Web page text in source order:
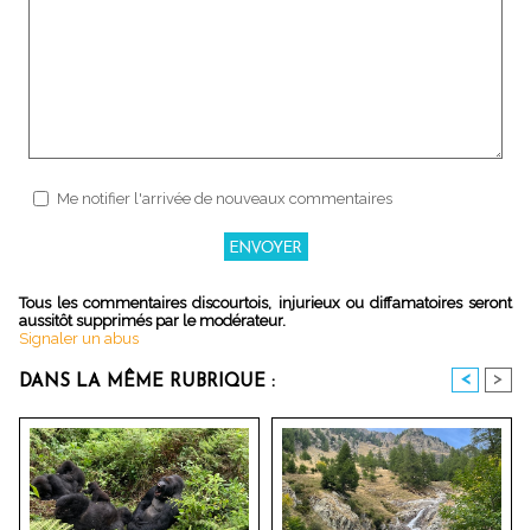
Me notifier l'arrivée de nouveaux commentaires
Tous les commentaires discourtois, injurieux ou diffamatoires seront
aussitôt supprimés par le modérateur.
Signaler un abus
DANS LA MÊME RUBRIQUE : < >